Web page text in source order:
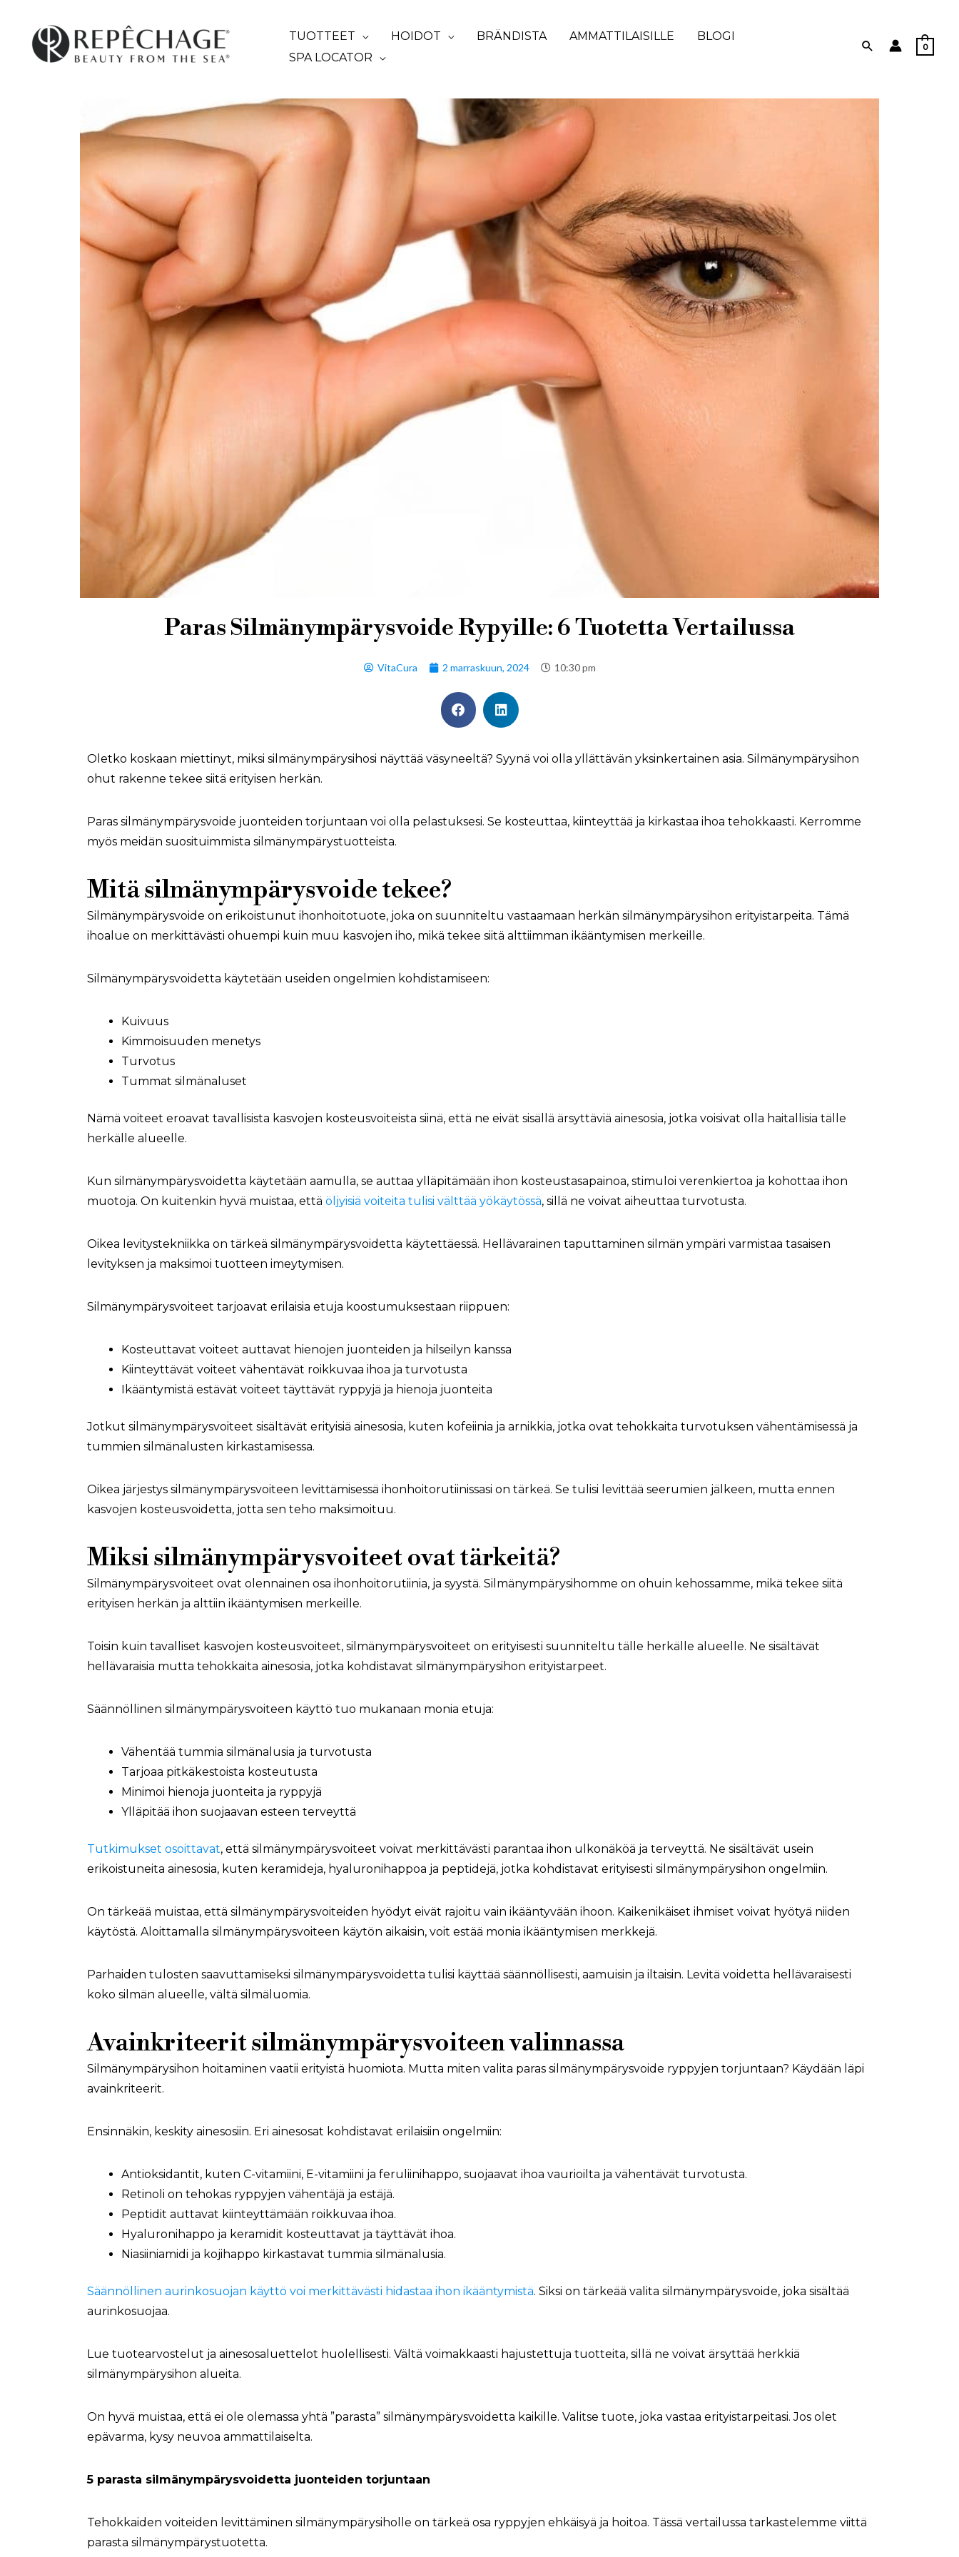
sisältöön
TUOTTEET HOIDOT BRÄNDISTA AMMATTILAISILLE
BLOGI
SPA LOCATOR
Hae 0
Paras Silmänympärysvoide Rypyille: 6 Tuotetta Vertailussa
VitaCura 2 marraskuun, 2024 10:30 pm
Oletko koskaan miettinyt, miksi silmänympärysihosi näyttää väsyneeltä? Syynä voi olla yllättävän yksinkertainen asia. Silmänympärysihon
ohut rakenne tekee siitä erityisen herkän.
Paras silmänympärysvoide juonteiden torjuntaan voi olla pelastuksesi. Se kosteuttaa, kiinteyttää ja kirkastaa ihoa tehokkaasti. Kerromme
myös meidän suosituimmista silmänympärystuotteista.
Mitä silmänympärysvoide tekee?
Silmänympärysvoide on erikoistunut ihonhoitotuote, joka on suunniteltu vastaamaan herkän silmänympärysihon erityistarpeita. Tämä
ihoalue on merkittävästi ohuempi kuin muu kasvojen iho, mikä tekee siitä alttiimman ikääntymisen merkeille.
Silmänympärysvoidetta käytetään useiden ongelmien kohdistamiseen:
Kuivuus
Kimmoisuuden menetys
Turvotus
Tummat silmänaluset
Nämä voiteet eroavat tavallisista kasvojen kosteusvoiteista siinä, että ne eivät sisällä ärsyttäviä ainesosia, jotka voisivat olla haitallisia tälle
herkälle alueelle.
Kun silmänympärysvoidetta käytetään aamulla, se auttaa ylläpitämään ihon kosteustasapainoa, stimuloi verenkiertoa ja kohottaa ihon
muotoja. On kuitenkin hyvä muistaa, että öljyisiä voiteita tulisi välttää yökäytössä, sillä ne voivat aiheuttaa turvotusta.
Oikea levitystekniikka on tärkeä silmänympärysvoidetta käytettäessä. Hellävarainen taputtaminen silmän ympäri varmistaa tasaisen
levityksen ja maksimoi tuotteen imeytymisen.
Silmänympärysvoiteet tarjoavat erilaisia etuja koostumuksestaan riippuen:
Kosteuttavat voiteet auttavat hienojen juonteiden ja hilseilyn kanssa
Kiinteyttävät voiteet vähentävät roikkuvaa ihoa ja turvotusta
Ikääntymistä estävät voiteet täyttävät ryppyjä ja hienoja juonteita
Jotkut silmänympärysvoiteet sisältävät erityisiä ainesosia, kuten kofeiinia ja arnikkia, jotka ovat tehokkaita turvotuksen vähentämisessä ja
tummien silmänalusten kirkastamisessa.
Oikea järjestys silmänympärysvoiteen levittämisessä ihonhoitorutiinissasi on tärkeä. Se tulisi levittää seerumien jälkeen, mutta ennen
kasvojen kosteusvoidetta, jotta sen teho maksimoituu.
Miksi silmänympärysvoiteet ovat tärkeitä?
Silmänympärysvoiteet ovat olennainen osa ihonhoitorutiinia, ja syystä. Silmänympärysihomme on ohuin kehossamme, mikä tekee siitä
erityisen herkän ja alttiin ikääntymisen merkeille.
Toisin kuin tavalliset kasvojen kosteusvoiteet, silmänympärysvoiteet on erityisesti suunniteltu tälle herkälle alueelle. Ne sisältävät
hellävaraisia mutta tehokkaita ainesosia, jotka kohdistavat silmänympärysihon erityistarpeet.
Säännöllinen silmänympärysvoiteen käyttö tuo mukanaan monia etuja:
Vähentää tummia silmänalusia ja turvotusta
Tarjoaa pitkäkestoista kosteutusta
Minimoi hienoja juonteita ja ryppyjä
Ylläpitää ihon suojaavan esteen terveyttä
Tutkimukset osoittavat, että silmänympärysvoiteet voivat merkittävästi parantaa ihon ulkonäköä ja terveyttä. Ne sisältävät usein
erikoistuneita ainesosia, kuten keramideja, hyaluronihappoa ja peptidejä, jotka kohdistavat erityisesti silmänympärysihon ongelmiin.
On tärkeää muistaa, että silmänympärysvoiteiden hyödyt eivät rajoitu vain ikääntyvään ihoon. Kaikenikäiset ihmiset voivat hyötyä niiden
käytöstä. Aloittamalla silmänympärysvoiteen käytön aikaisin, voit estää monia ikääntymisen merkkejä.
Parhaiden tulosten saavuttamiseksi silmänympärysvoidetta tulisi käyttää säännöllisesti, aamuisin ja iltaisin. Levitä voidetta hellävaraisesti
koko silmän alueelle, vältä silmäluomia.
Avainkriteerit silmänympärysvoiteen valinnassa
Silmänympärysihon hoitaminen vaatii erityistä huomiota. Mutta miten valita paras silmänympärysvoide ryppyjen torjuntaan? Käydään läpi
avainkriteerit.
Ensinnäkin, keskity ainesosiin. Eri ainesosat kohdistavat erilaisiin ongelmiin:
Antioksidantit, kuten C-vitamiini, E-vitamiini ja feruliinihappo, suojaavat ihoa vaurioilta ja vähentävät turvotusta.
Retinoli on tehokas ryppyjen vähentäjä ja estäjä.
Peptidit auttavat kiinteyttämään roikkuvaa ihoa.
Hyaluronihappo ja keramidit kosteuttavat ja täyttävät ihoa.
Niasiiniamidi ja kojihappo kirkastavat tummia silmänalusia.
Säännöllinen aurinkosuojan käyttö voi merkittävästi hidastaa ihon ikääntymistä. Siksi on tärkeää valita silmänympärysvoide, joka sisältää
aurinkosuojaa.
Lue tuotearvostelut ja ainesosaluettelot huolellisesti. Vältä voimakkaasti hajustettuja tuotteita, sillä ne voivat ärsyttää herkkiä
silmänympärysihon alueita.
On hyvä muistaa, että ei ole olemassa yhtä ”parasta” silmänympärysvoidetta kaikille. Valitse tuote, joka vastaa erityistarpeitasi. Jos olet
epävarma, kysy neuvoa ammattilaiselta.
5 parasta silmänympärysvoidetta juonteiden torjuntaan
Tehokkaiden voiteiden levittäminen silmänympärysiholle on tärkeä osa ryppyjen ehkäisyä ja hoitoa. Tässä vertailussa tarkastelemme viittä
parasta silmänympärystuotetta.